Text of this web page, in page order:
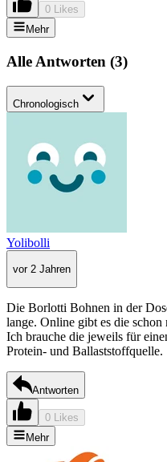
0 Likes
Mehr
Alle Antworten (3)
Chronologisch
Yolibolli
vor 2 Jahren
Die Borlotti Bohnen in der
lange. Online gibt es die schon
Ich brauche die jeweils für
Protein- und Ballaststoffquelle.
Antworten
0 Likes
Mehr